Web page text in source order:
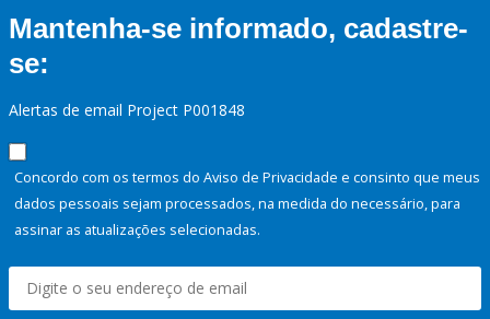
Mantenha-se informado, cadastre-
se:
Alertas de email Project P001848
Concordo com os termos do Aviso de Privacidade e consinto que meus
dados pessoais sejam processados, na medida do necessário, para
assinar as atualizações selecionadas.